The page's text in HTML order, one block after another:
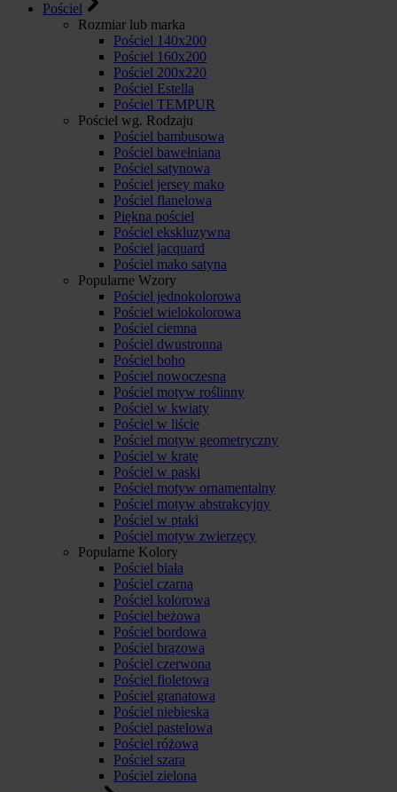
Pościel
Rozmiar lub marka
Pościel 140x200
Pościel 160x200
Pościel 200x220
Pościel Estella
Pościel TEMPUR
Pościel wg. Rodzaju
Pościel bambusowa
Pościel bawełniana
Pościel satynowa
Pościel jersey mako
Pościel flanelowa
Piękna pościel
Pościel ekskluzywna
Pościel jacquard
Pościel mako satyna
Popularne Wzory
Pościel jednokolorowa
Pościel wielokolorowa
Pościel ciemna
Pościel dwustronna
Pościel boho
Pościel nowoczesna
Pościel motyw roślinny
Pościel w kwiaty
Pościel w liście
Pościel motyw geometryczny
Pościel w kratę
Pościel w paski
Pościel motyw ornamentalny
Pościel motyw abstrakcyjny
Pościel w ptaki
Pościel motyw zwierzęcy
Popularne Kolory
Pościel biała
Pościel czarna
Pościel kolorowa
Pościel beżowa
Pościel bordowa
Pościel brązowa
Pościel czerwona
Pościel fioletowa
Pościel granatowa
Pościel niebieska
Pościel pastelowa
Pościel różowa
Pościel szara
Pościel zielona